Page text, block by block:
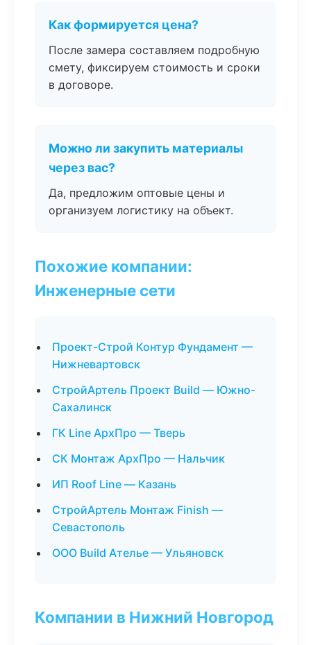
Как формируется цена?
После замера составляем подробную
смету, фиксируем стоимость и сроки
в договоре.
Можно ли закупить материалы
через вас?
Да, предложим оптовые цены и
организуем логистику на объект.
Похожие компании:
Инженерные сети
Проект-Строй Контур Фундамент —
Нижневартовск
СтройАртель Проект Build — Южно-
Сахалинск
ГК Line АрхПро — Тверь
СК Монтаж АрхПро — Нальчик
ИП Roof Line — Казань
СтройАртель Монтаж Finish —
Севастополь
ООО Build Ателье — Ульяновск
Компании в Нижний Новгород